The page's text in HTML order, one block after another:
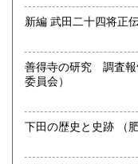
取り扱い分野
善得寺の研究 調査報告書
委員会）
下田